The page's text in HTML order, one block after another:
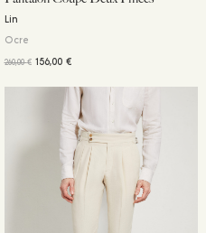
Lin
Ocre
260,00€ 156,00€